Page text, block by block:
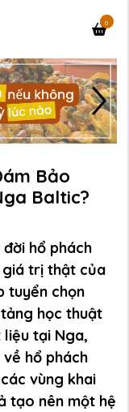
0
Bảo
Baltic?
hổ phách
giá trị thật của
tuyển chọn
học thuật
liệu tại Nga,
hổ phách
vùng khai
tạo nên một hệ